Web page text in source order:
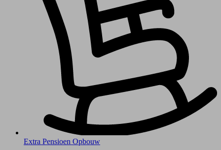
Extra Pensioen Opbouw